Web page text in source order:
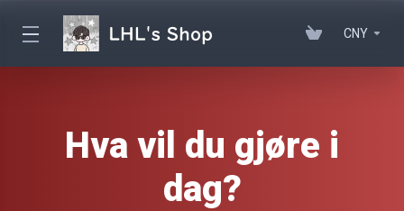
CNY
Hva vil du gjøre i
dag?